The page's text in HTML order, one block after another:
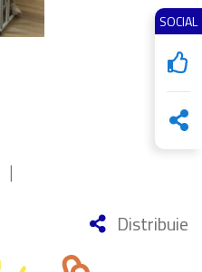
SOCIAL
|
Distribuie